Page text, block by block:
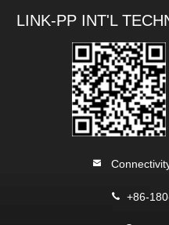
LINK-PP INT'L
+86-